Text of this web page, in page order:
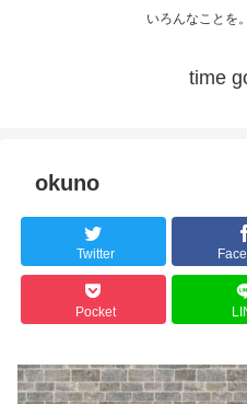
いろんなことを
time
okuno
Twitter
Pocket